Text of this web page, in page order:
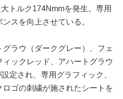
トルク174Nmmを発生。専用
スを向上させている。
ラウ（ダークグレー）、フェ
ックレッド、アハートグラウ
定され、専用グラフィック、
ゴの刺繍が施されたシートを